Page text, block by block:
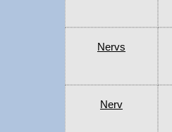
Nervs
Nerv